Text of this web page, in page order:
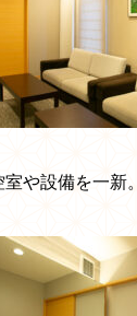
や設備を一新。